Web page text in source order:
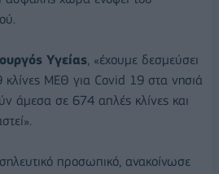
Υγείας , «έχουμε δεσμεύσει
κλίνες ΜΕΘ για Covid 19 στα νησιά
άμεσα σε 674 απλές κλίνες και
προσωπικό, ανακοίνωσε